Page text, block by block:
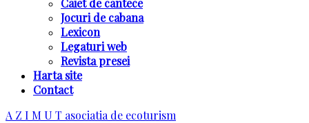
Caiet de cantece
Jocuri de cabana
Lexicon
Legaturi web
Revista presei
Harta site
Contact
A Z I M U T asociatia de ecoturism